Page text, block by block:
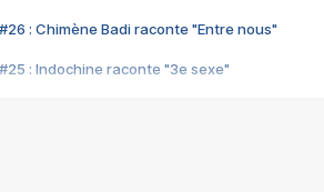
#26 : Chimène Badi raconte "Entre nous"
#25 : Indochine raconte "3e sexe"